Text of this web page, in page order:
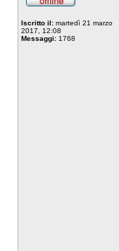
Iscritto il: martedì 21 marzo
2017, 12:08
Messaggi: 1768